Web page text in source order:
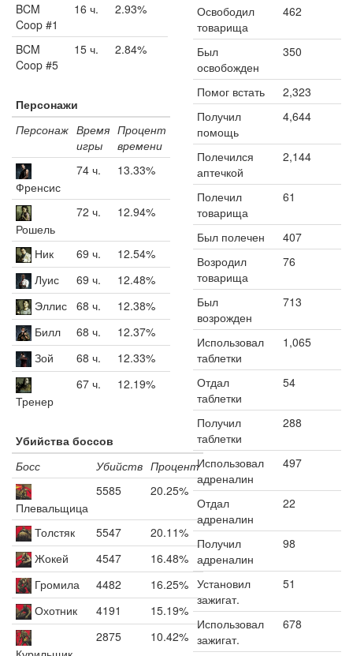
BCM
Coop #1
16 ч. 2.93%
BCM
Coop #5
15 ч. 2.84%
Персонажи
Персонаж Время
игры
Процент
времени
Френсис
74 ч. 13.33%
Рошель
72 ч. 12.94%
Ник 69 ч.
12.54%
Луис
69 ч.
12.48%
Эллис 68 ч.
12.38%
Билл
68 ч.
12.37%
Зой
68 ч. 12.33%
Тренер
67 ч. 12.19%
Убийства боссов
Босс
Убийств Процент
Плевальщица
5585 20.25%
Толстяк 5547
20.11%
Жокей
4547
16.48%
Громила
4482
16.25%
Охотник
4191 15.19%
2875 10.42%
Освободил
товарища
462
Был
освобожден
350
Помог встать
2,323
Получил
помощь
4,644
Полечился
аптечкой
2,144
Полечил
товарища
61
Был полечен
407
Возродил
товарища
76
Был
возрожден
713
Использовал
таблетки
1,065
Отдал
таблетки
54
Получил
таблетки
288
Использовал
адреналин
497
Отдал
адреналин
22
Получил
адреналин
98
Установил
зажигат.
51
Использовал
зажигат.
678